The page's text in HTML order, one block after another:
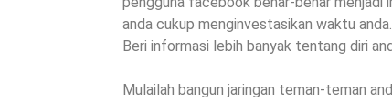
anda cukup menginvestasikan waktu
Beri informasi lebih banyak tentang diri
Mulailah bangun jaringan teman-teman